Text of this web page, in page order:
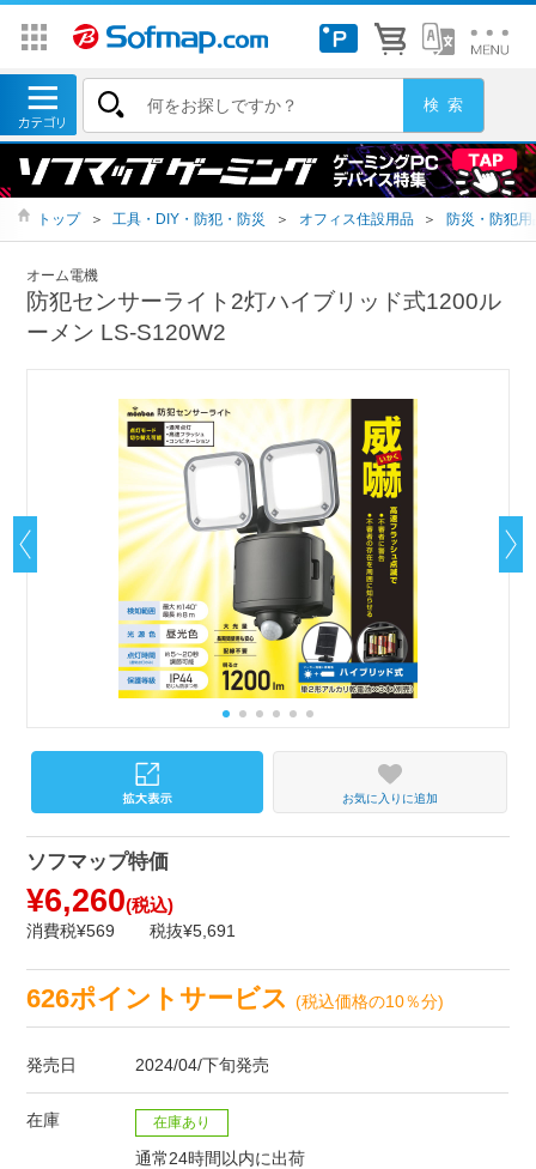
トップ ＞ 工具・DIY・防犯・防災 ＞ オフィス住設用品 ＞ 防災・防犯用
オーム電機
防犯センサーライト2灯ハイブリッド式1200ル
ーメン LS-S120W2
お気に入りに追加
ソフマップ特価
¥6,260(税込)
消費税¥569 税抜¥5,691
626ポイントサービス(税込価格の10％分)
発売日 2024/04/下旬発売
在庫 在庫あり
通常24時間以内に出荷